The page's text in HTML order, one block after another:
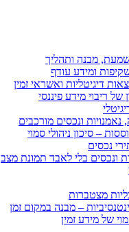
מבנה ותהליך
ומידע עודף
דיגיטליות ואשראי זמין
ריבוי מידע פיננסי
נאמנויות ונכסים מורכבים
– סיכון ניהולי סמוי
נכסים
ונכסים בלי לאבד תמונת מצב
מצטברות
– מבנה במקום זמן
של מידע זמין